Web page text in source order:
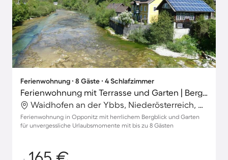
Ferienwohnung ∙ 8 Gäste ∙ 4 Schlafzimmer
Ferienwohnung mit Terrasse und Garten | Bergblick
Waidhofen an der Ybbs, Niederösterreich, Österreich
Ferienwohnung in Opponitz mit herrlichem Bergblick und Garten
für unvergessliche Urlaubsmomente mit bis zu 8 Gästen